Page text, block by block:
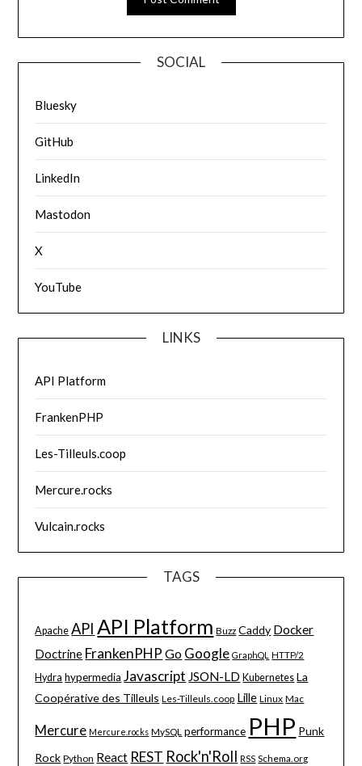
SOCIAL
Bluesky
GitHub
LinkedIn
Mastodon
X
YouTube
LINKS
API Platform
FrankenPHP
Les-Tilleuls.coop
Mercure.rocks
Vulcain.rocks
TAGS
Apache API API Platform Buzz Caddy Docker
Doctrine FrankenPHP Go Google GraphQL HTTP/2
Hydra hypermedia Javascript JSON-LD Kubernetes La
Coopérative des Tilleuls Les-Tilleuls.coop Lille Linux Mac
Mercure Mercure.rocks MySQL performance PHP Punk
Rock Python React REST Rock'n'Roll RSS Schema.org